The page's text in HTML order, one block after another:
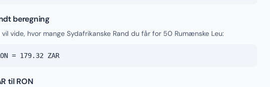
beregning
vil vide, hvor mange Sydafrikanske Rand du får for 50 Rumænske Leu:
= 179.32 ZAR
til RON